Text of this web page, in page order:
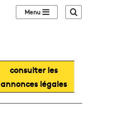
Sidebar (barre
consulter les
annonces légales